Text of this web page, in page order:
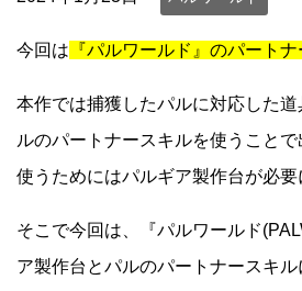
今回は 『パルワールド』のパート
本作では捕獲したパルに対応した
ルのパートナースキルを使うこと
使うためにはパルギア製作台が必要
そこで今回は、『パルワールド
ア製作台とパルのパートナースキ